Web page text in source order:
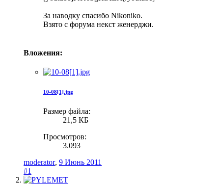
За наводку спасибо Nikoniko.
Взято с форума некст женерджи.
Вложения:
10-08[1].jpg
Размер файла:
21,5 КБ
Просмотров:
3.093
moderator, 9 Июнь 2011
#1